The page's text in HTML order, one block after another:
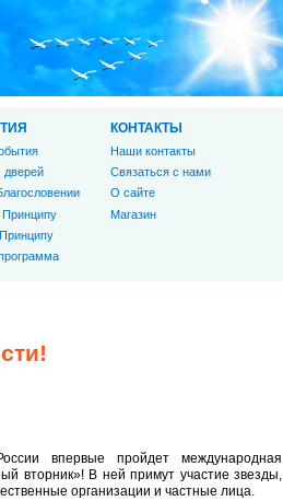
впервые пройдет международная
вторник»! В ней примут участие звезды,
организации и частные лица.
дверей
КОНТАКТЫ
Наши контакты
Связаться с нами
О сайте
Магазин